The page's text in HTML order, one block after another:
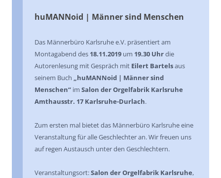
huMANNoid | Männer sind Menschen
Das Männerbüro Karlsruhe e.V. präsentiert am
Montagabend des 18.11.2019 um 19.30 Uhrdie
Autorenlesung mit Gespräch mit Eilert Bartelsaus
seinem Buch „huMANNoid | Männer sind
Menschen“ im Salon der Orgelfabrik Karlsruhe
Amthausstr. 17 Karlsruhe-Durlach.
Zum ersten mal bietet das Männerbüro Karlsruhe eine
Veranstaltung für alle Geschlechter an. Wir freuen uns
auf regen Austausch unter den Geschlechtern.
Veranstaltungsort:Salon der Orgelfabrik Karlsruhe,